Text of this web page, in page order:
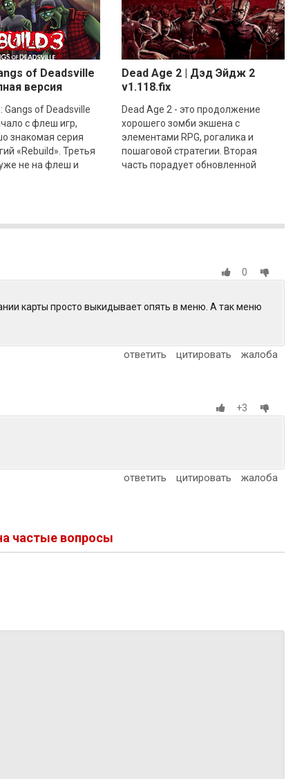
of Deadsville
версия
Gangs of Deadsville
с флеш игр,
знакомая серия
«Rebuild». Третья
не на флеш и
Dead Age 2 | Дэд Эйдж 2
v1.118.fix
Dead Age 2 - это продолжение
хорошего зомби экшена с
элементами RPG, рогалика и
пошаговой стратегии. Вторая
часть порадует обновленной
0
карты просто выкидывает опять в меню. А так меню
ответить цитировать жалоба
+3
ответить цитировать жалоба
частые вопросы